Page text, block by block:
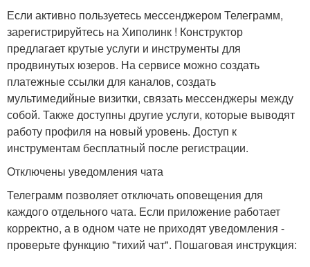
Если активно пользуетесь мессенджером Телеграмм,
зарегистрируйтесь на Хиполинк ! Конструктор
предлагает крутые услуги и инструменты для
продвинутых юзеров. На сервисе можно создать
платежные ссылки для каналов, создать
мультимедийные визитки, связать мессенджеры между
собой. Также доступны другие услуги, которые выводят
работу профиля на новый уровень. Доступ к
инструментам бесплатный после регистрации.
Отключены уведомления чата
Телеграмм позволяет отключать оповещения для
каждого отдельного чата. Если приложение работает
корректно, а в одном чате не приходят уведомления -
проверьте функцию "тихий чат". Пошаговая инструкция: